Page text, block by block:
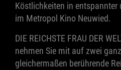
Köstlichkeiten in
im Metropol Kino Neuwied.
DIE REICHSTE FRAU DER
nehmen Sie mit auf zwei
gleichermaßen berührende